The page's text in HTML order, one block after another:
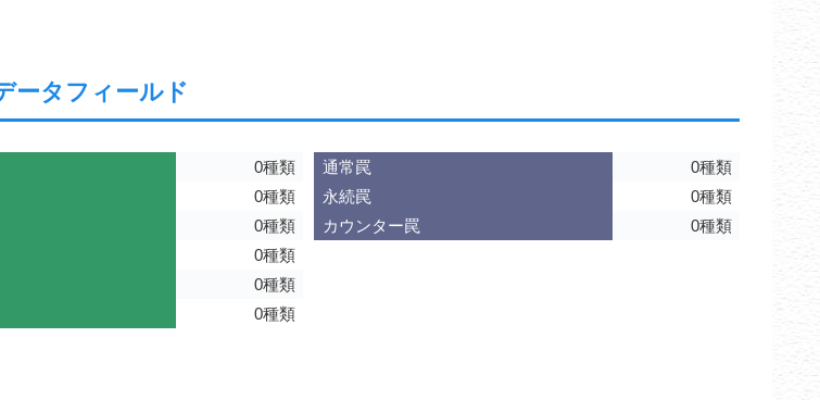
ータフィールド
0種類
0種類
0種類
0種類
0種類
0種類
通常罠
0種類
永続罠
0種類
カウンター罠
0種類